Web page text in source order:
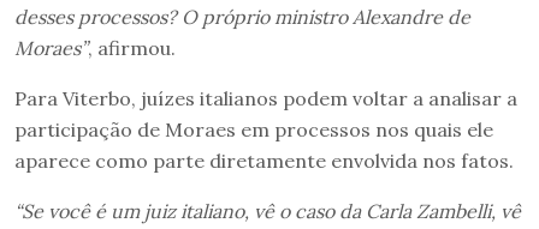
desses processos? O próprio ministro Alexandre de
Moraes”, afirmou.
Para Viterbo, juízes italianos podem voltar a analisar a
participação de Moraes em processos nos quais ele
aparece como parte diretamente envolvida nos fatos.
“Se você é um juiz italiano, vê o caso da Carla Zambelli, vê